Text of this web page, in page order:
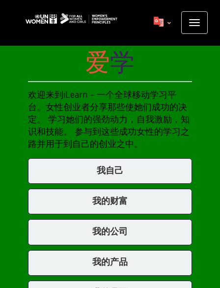
Toggle
title
爱学
欢迎来到iLearn – 一个全球移动学习平
台。女性创业者分享那些使她们成功的决
定。 学习她们的强劲动力，自我激励，知
识和技能。 参与到这些成功女性的学习之
路并用于到自己的创业之中。
我自己
我的财富
我的公司
我的产品